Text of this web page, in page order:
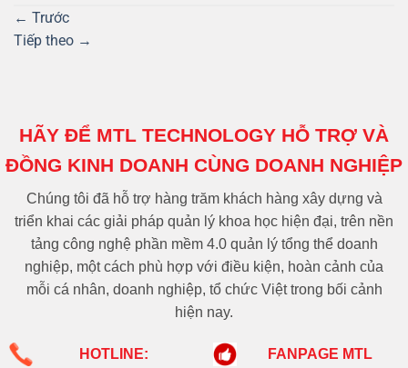
← Trước
Tiếp theo →
HÃY ĐỂ MTL TECHNOLOGY HỖ TRỢ VÀ
ĐỒNG KINH DOANH CÙNG DOANH NGHIỆP
Chúng tôi đã hỗ trợ hàng trăm khách hàng xây dựng và
triển khai các giải pháp quản lý khoa học hiện đại, trên nền
tảng công nghệ phần mềm 4.0 quản lý tổng thể doanh
nghiệp, một cách phù hợp với điều kiện, hoàn cảnh của
mỗi cá nhân, doanh nghiệp, tổ chức Việt trong bối cảnh
hiện nay.
HOTLINE:
FANPAGE MTL